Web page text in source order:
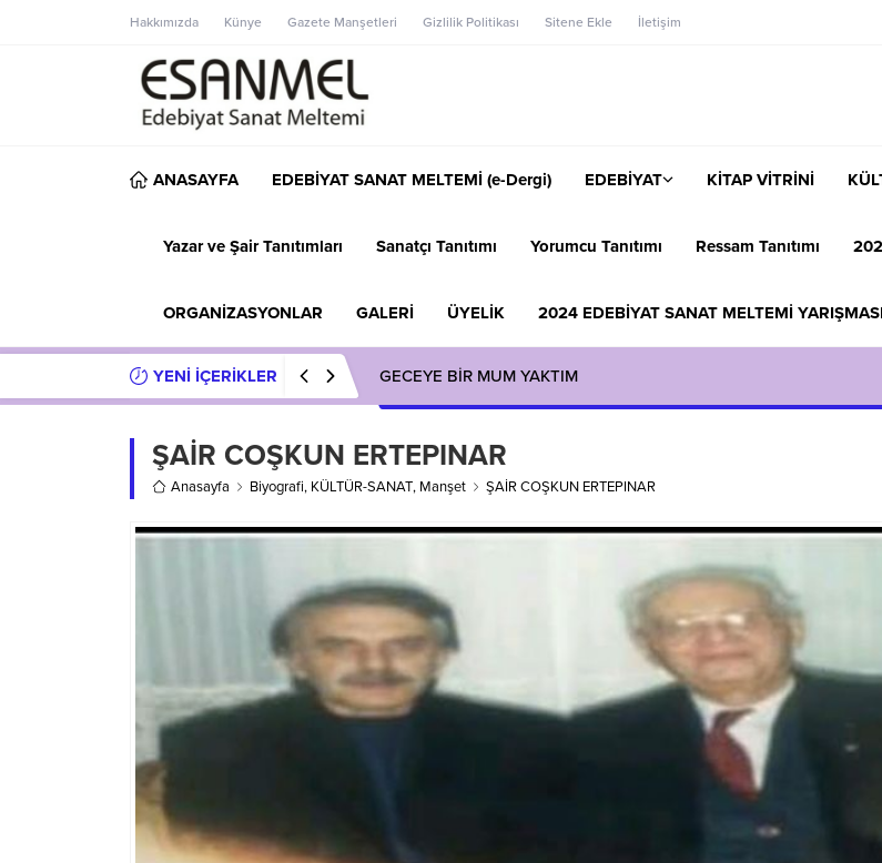
Hakkımızda Künye Gazete Manşetleri Gizlilik Politikası Sitene Ekle İletişim
ANASAYFA EDEBİYAT SANAT MELTEMİ (e-Dergi) EDEBİYAT KİTAP VİTRİNİ
Yazar ve Şair Tanıtımları Sanatçı Tanıtımı Yorumcu Tanıtımı Ressam Tanıtımı
ORGANİZASYONLAR GALERİ ÜYELİK 2024 EDEBİYAT SANAT MELTEMİ
YENİ İÇERİKLER GECEYE BİR MUM YAKTIM
ŞAİR COŞKUN ERTEPINAR
Anasayfa Biyografi, KÜLTÜR-SANAT, Manşet ŞAİR COŞKUN ERTEPINAR